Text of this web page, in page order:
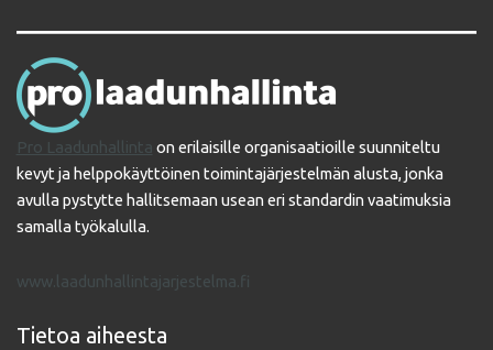
Pro Laadunhallinta on erilaisille organisaatioille suunniteltu
kevyt ja helppokäyttöinen toimintajärjestelmän alusta, jonka
avulla pystytte hallitsemaan usean eri standardin vaatimuksia
samalla työkalulla.
www.laadunhallintajarjestelma.fi
Tietoa aiheesta